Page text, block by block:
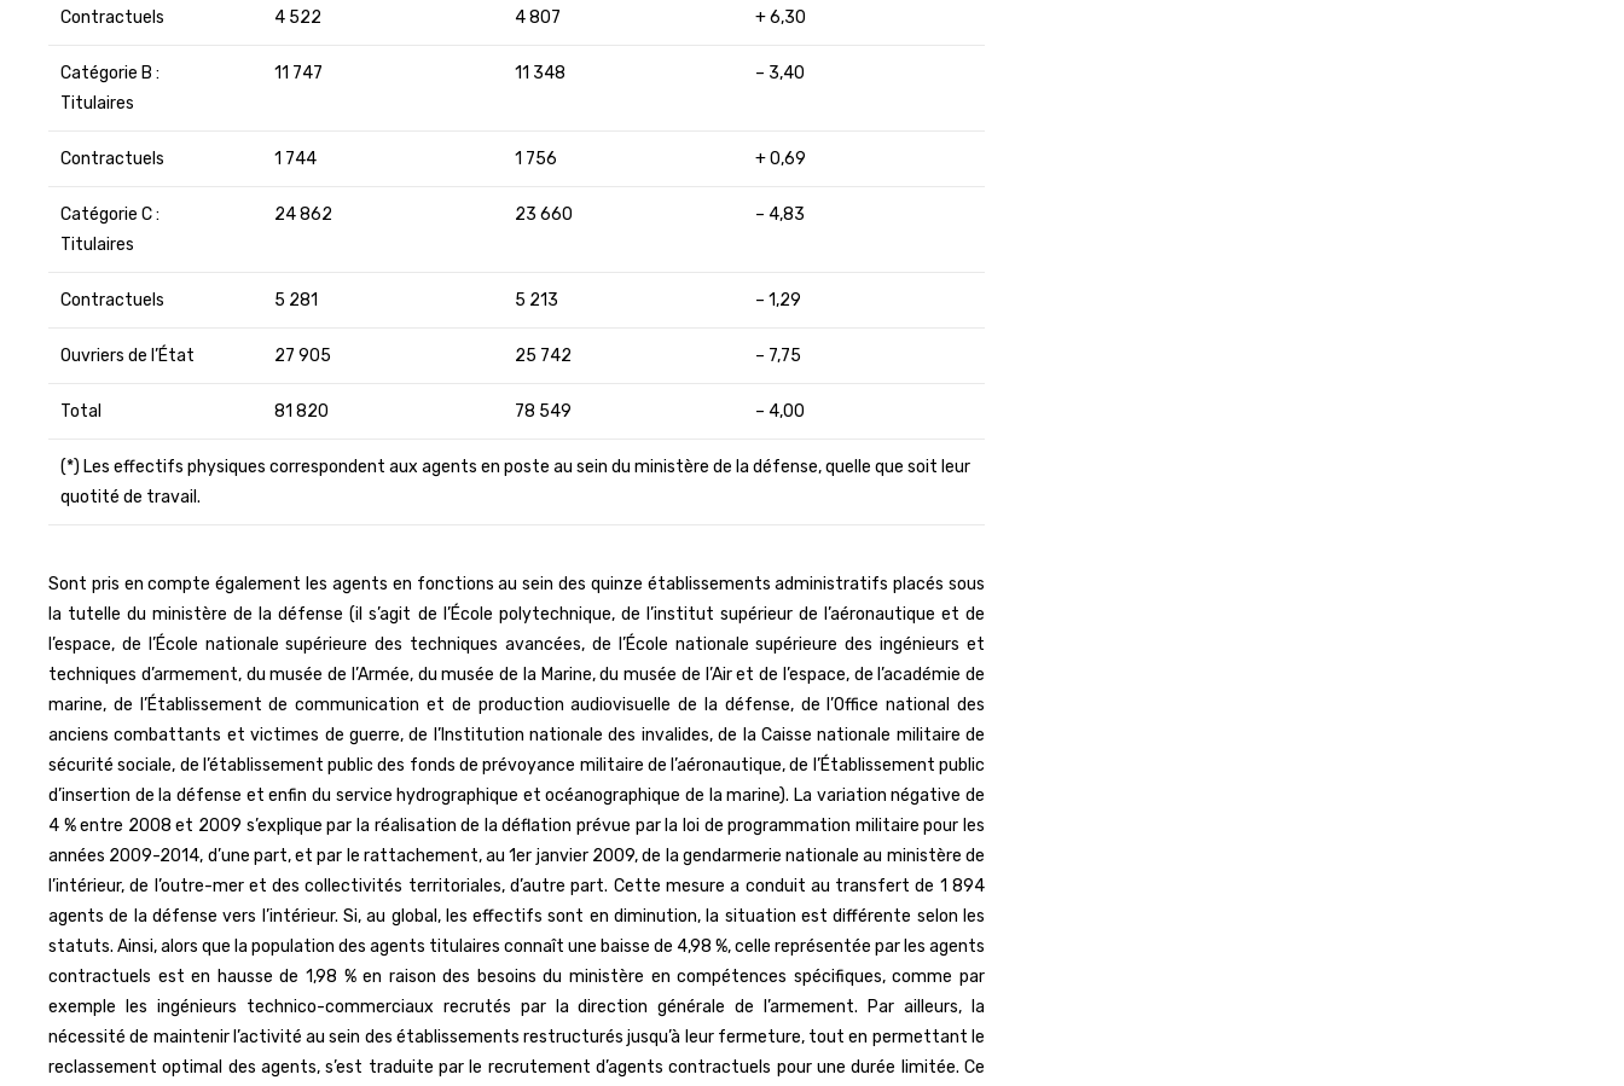
Contractuels 4 522 4 807 + 6,30
Catégorie B :
Titulaires
11 747 11 348 – 3,40
Contractuels 1 744 1 756 + 0,69
Catégorie C :
Titulaires
24 862 23 660 – 4,83
Contractuels 5 281 5 213 – 1,29
Ouvriers de l’État 27 905 25 742 – 7,75
Total 81 820 78 549 – 4,00
(*) Les effectifs physiques correspondent aux agents en poste au sein du ministère de la défense, quelle que soit leur
quotité de travail.
Sont pris en compte également les agents en fonctions au sein des quinze établissements administratifs placés sous
la tutelle du ministère de la défense (il s’agit de l’École polytechnique, de l’institut supérieur de l’aéronautique et de
l’espace, de l’École nationale supérieure des techniques avancées, de l’École nationale supérieure des ingénieurs et
techniques d’armement, du musée de l’Armée, du musée de la Marine, du musée de l’Air et de l’espace, de l’académie de
marine, de l’Établissement de communication et de production audiovisuelle de la défense, de l’Office national des
anciens combattants et victimes de guerre, de l’Institution nationale des invalides, de la Caisse nationale militaire de
sécurité sociale, de l’établissement public des fonds de prévoyance militaire de l’aéronautique, de l’Établissement public
d’insertion de la défense et enfin du service hydrographique et océanographique de la marine). La variation négative de
4 % entre 2008 et 2009 s’explique par la réalisation de la déflation prévue par la loi de programmation militaire pour les
années 2009-2014, d’une part, et par le rattachement, au 1er janvier 2009, de la gendarmerie nationale au ministère de
l’intérieur, de l’outre-mer et des collectivités territoriales, d’autre part. Cette mesure a conduit au transfert de 1 894
agents de la défense vers l’intérieur. Si, au global, les effectifs sont en diminution, la situation est différente selon les
statuts. Ainsi, alors que la population des agents titulaires connaît une baisse de 4,98 %, celle représentée par les agents
contractuels est en hausse de 1,98 % en raison des besoins du ministère en compétences spécifiques, comme par
exemple les ingénieurs technico-commerciaux recrutés par la direction générale de l’armement. Par ailleurs, la
nécessité de maintenir l’activité au sein des établissements restructurés jusqu’à leur fermeture, tout en permettant le
reclassement optimal des agents, s’est traduite par le recrutement d’agents contractuels pour une durée limitée. Ce